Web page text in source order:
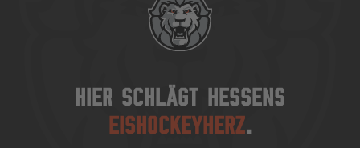
HIER SCHLÄGT HESSENS
EISHOCKEYHERZ.